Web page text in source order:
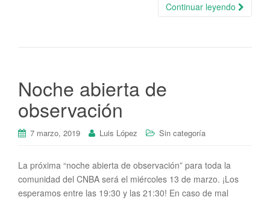
Continuar leyendo
Noche abierta de
observación
7 marzo, 2019 Luis López Sin categoría
La próxima “noche abierta de observación” para toda la
comunidad del CNBA será el miércoles 13 de marzo. ¡Los
esperamos entre las 19:30 y las 21:30! En caso de mal